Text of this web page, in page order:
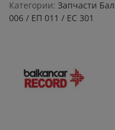
управляемого
ЕС
301
Категории: Запчасти
006 / ЕП 011 / ЕС 301